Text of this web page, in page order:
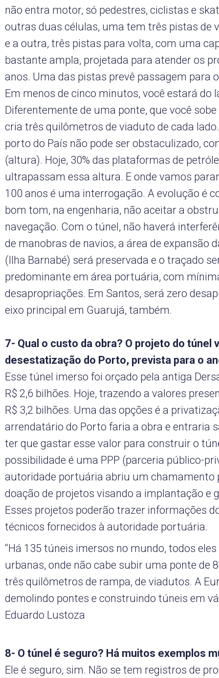
não entra motor, só pedestres, ciclistas e
outras duas células, uma tem três pistas de
e a outra, três pistas para volta, com uma
bastante ampla, projetada para atender os
anos. Uma das pistas prevê passagem para
Em menos de cinco minutos, você estará do
Diferentemente de uma ponte, que você
cria três quilômetros de viaduto de cada
porto do País não pode ser obstaculizado,
(altura). Hoje, 30% das plataformas de
ultrapassam essa altura. E onde vamos
100 anos é uma interrogação. A evolução é
bom tom, na engenharia, não aceitar a
navegação. Com o túnel, não haverá
de manobras de navios, a área de expansão
(Ilha Barnabé) será preservada e o traçado
predominante em área portuária, com
desapropriações. Em Santos, será zero
eixo principal em Guarujá, também.
7- Qual o custo da obra? O projeto do túnel
desestatização do Porto, prevista para o
Esse túnel imerso foi orçado pela antiga
R$ 2,6 bilhões. Hoje, trazendo a valores
R$ 3,2 bilhões. Uma das opções é a
arrendatário do Porto faria a obra e entraria
ter que gastar esse valor para construir o
possibilidade é uma PPP (parceria público-
autoridade portuária abriu um chamamento
doação de projetos visando a implantação e
Esses projetos poderão trazer informações
técnicos fornecidos à autoridade portuária.
“Há 135 túneis imersos no mundo, todos
urbanas, onde não cabe subir uma ponte de
três quilômetros de rampa, de viadutos. A
demolindo pontes e construindo túneis em
Eduardo Lustoza
8- O túnel é seguro? Há muitos exemplos
Ele é seguro, sim. Não se tem registros de